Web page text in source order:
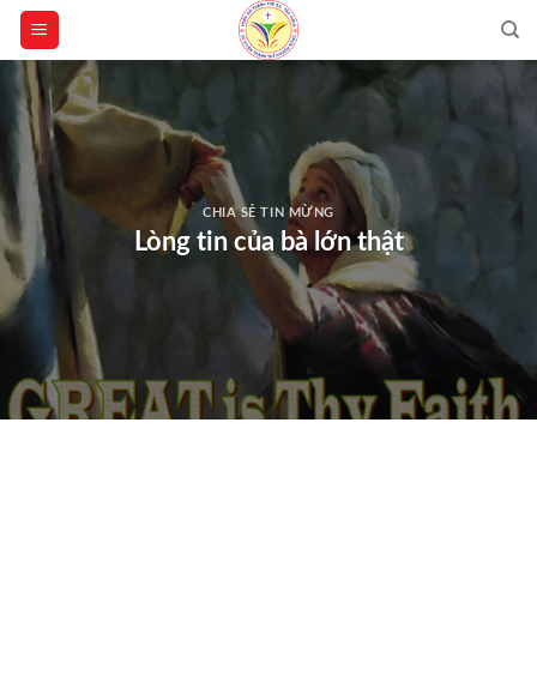
Skip
content
CHIA SẺ TIN MỪNG
Lòng tin của bà lớn thật